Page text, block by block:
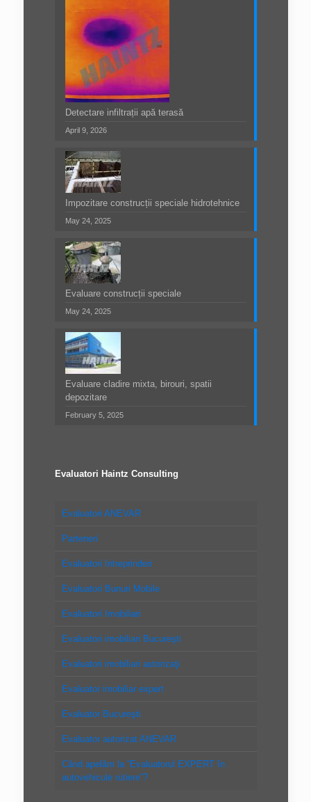
Detectare infiltrații apă terasă
April 9, 2026
Impozitare construcții speciale hidrotehnice
May 24, 2025
Evaluare construcții speciale
May 24, 2025
Evaluare cladire mixta, birouri, spatii
depozitare
February 5, 2025
Evaluatori Haintz Consulting
Evaluatori ANEVAR
Parteneri
Evaluatori Intreprinderi
Evaluatori Bunuri Mobile
Evaluatori Imobiliari
Evaluatori imobiliari Bucureşti
Evaluatori imobiliari autorizaţi
Evaluator imobiliar expert
Evaluator Bucureşti
Evaluator autorizat ANEVAR
Când apelăm la “Evaluatorul EXPERT în
autovehicule rutiere”?